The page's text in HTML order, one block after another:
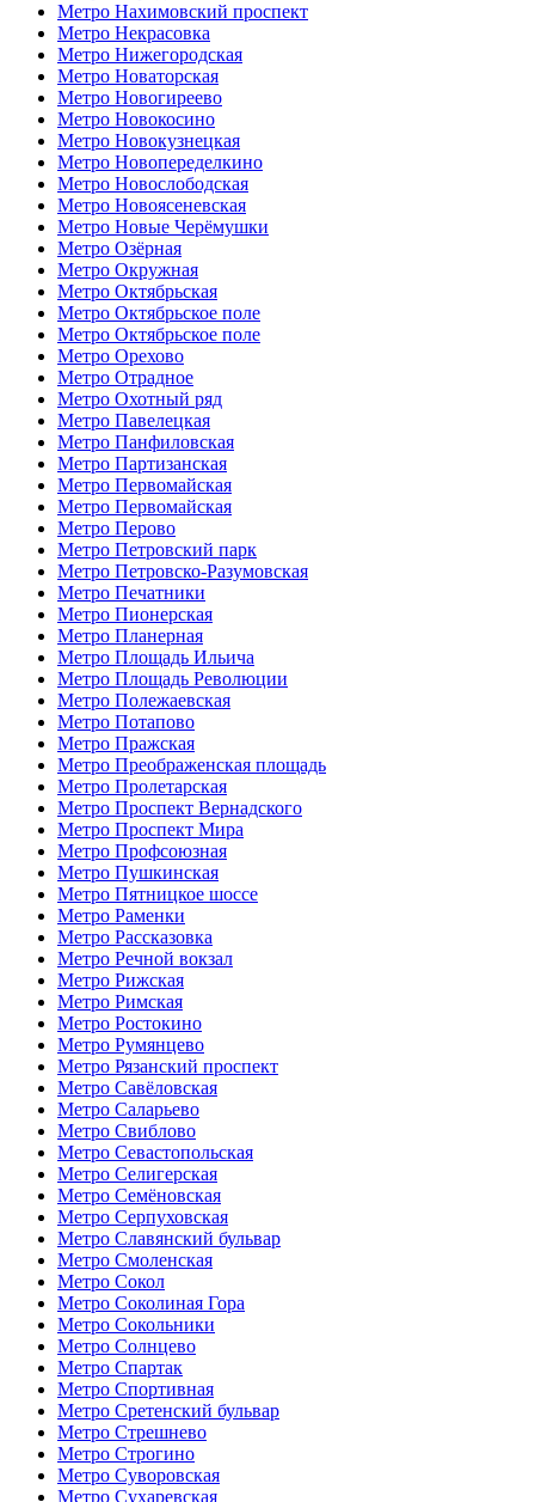
Метро Нахимовский проспект
Метро Некрасовка
Метро Нижегородская
Метро Новаторская
Метро Новогиреево
Метро Новокосино
Метро Новокузнецкая
Метро Новопеределкино
Метро Новослободская
Метро Новоясеневская
Метро Новые Черёмушки
Метро Озёрная
Метро Окружная
Метро Октябрьская
Метро Октябрьское поле
Метро Октябрьское поле
Метро Орехово
Метро Отрадное
Метро Охотный ряд
Метро Павелецкая
Метро Панфиловская
Метро Партизанская
Метро Первомайская
Метро Первомайская
Метро Перово
Метро Петровский парк
Метро Петровско-Разумовская
Метро Печатники
Метро Пионерская
Метро Планерная
Метро Площадь Ильича
Метро Площадь Революции
Метро Полежаевская
Метро Потапово
Метро Пражская
Метро Преображенская площадь
Метро Пролетарская
Метро Проспект Вернадского
Метро Проспект Мира
Метро Профсоюзная
Метро Пушкинская
Метро Пятницкое шоссе
Метро Раменки
Метро Рассказовка
Метро Речной вокзал
Метро Рижская
Метро Римская
Метро Ростокино
Метро Румянцево
Метро Рязанский проспект
Метро Савёловская
Метро Саларьево
Метро Свиблово
Метро Севастопольская
Метро Селигерская
Метро Семёновская
Метро Серпуховская
Метро Славянский бульвар
Метро Смоленская
Метро Сокол
Метро Соколиная Гора
Метро Сокольники
Метро Солнцево
Метро Спартак
Метро Спортивная
Метро Сретенский бульвар
Метро Стрешнево
Метро Строгино
Метро Суворовская
Метро Сухаревская